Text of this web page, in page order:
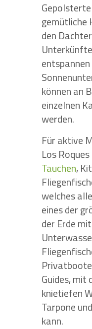
gemütliche
den
können an
einzelnen
werden.
Für aktive
Los
Tauchen,
welches
eines der
der Erde
Guides, mit
knietiefen
Tarpone
kann.